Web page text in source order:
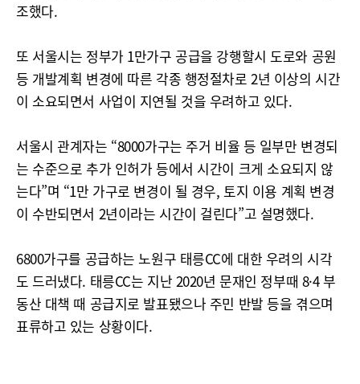
조했다.
또 서울시는 정부가 1만가구 공급을 강행할시 도로와 공원
등 개발계획 변경에 따른 각종 행정절차로 2년 이상의 시간
이 소요되면서 사업이 지연될 것을 우려하고 있다.
서울시 관계자는 “8000가구는 주거 비율 등 일부만 변경되
는 수준으로 추가 인허가 등에서 시간이 크게 소요되지 않
는다”며 “1만 가구로 변경이 될 경우, 토지 이용 계획 변경
이 수반되면서 2년이라는 시간이 걸린다”고 설명했다.
6800가구를 공급하는 노원구 태릉CC에 대한 우려의 시각
도 드러냈다. 태릉CC는 지난 2020년 문재인 정부때 8·4 부
동산 대책 때 공급지로 발표됐으나 주민 반발 등을 겪으며
표류하고 있는 상황이다.